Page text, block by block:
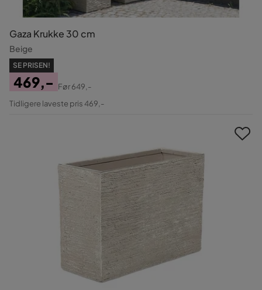
Gaza Krukke 30 cm
Beige
SE PRISEN!
Pris
469,-
Original
Før649,-
Tidligere laveste pris 469,-